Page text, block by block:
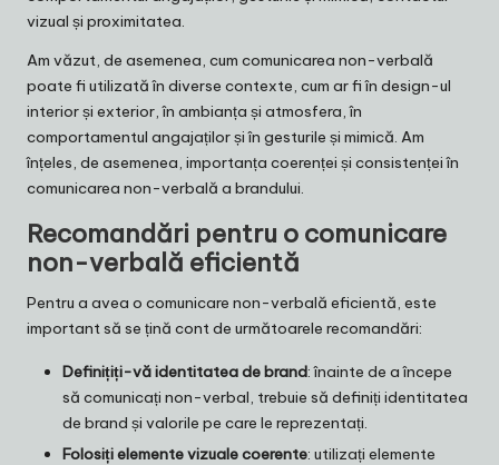
vizual și proximitatea.
Am văzut, de asemenea, cum comunicarea non-verbală
poate fi utilizată în diverse contexte, cum ar fi în design-ul
interior și exterior, în ambianța și atmosfera, în
comportamentul angajaților și în gesturile și mimică. Am
înțeles, de asemenea, importanța coerenței și consistenței în
comunicarea non-verbală a brandului.
Recomandări pentru o comunicare
non-verbală eficientă
Pentru a avea o comunicare non-verbală eficientă, este
important să se țină cont de următoarele recomandări:
Definițiți-vă identitatea de brand: înainte de a începe
să comunicați non-verbal, trebuie să definiți identitatea
de brand și valorile pe care le reprezentați.
Folosiți elemente vizuale coerente: utilizați elemente